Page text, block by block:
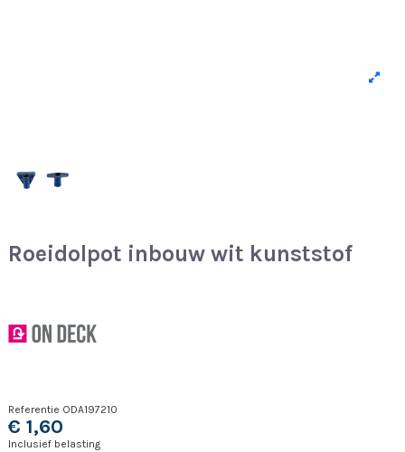
Roeidolpot inbouw wit kunststof
Referentie ODA197210
€ 1,60
Inclusief belasting